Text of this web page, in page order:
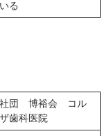
る
社団 博裕会 コル
歯科医院